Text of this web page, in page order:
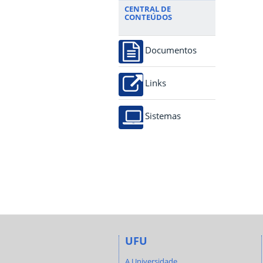
CENTRAL DE
CONTEÚDOS
Documentos
Links
Sistemas
UFU